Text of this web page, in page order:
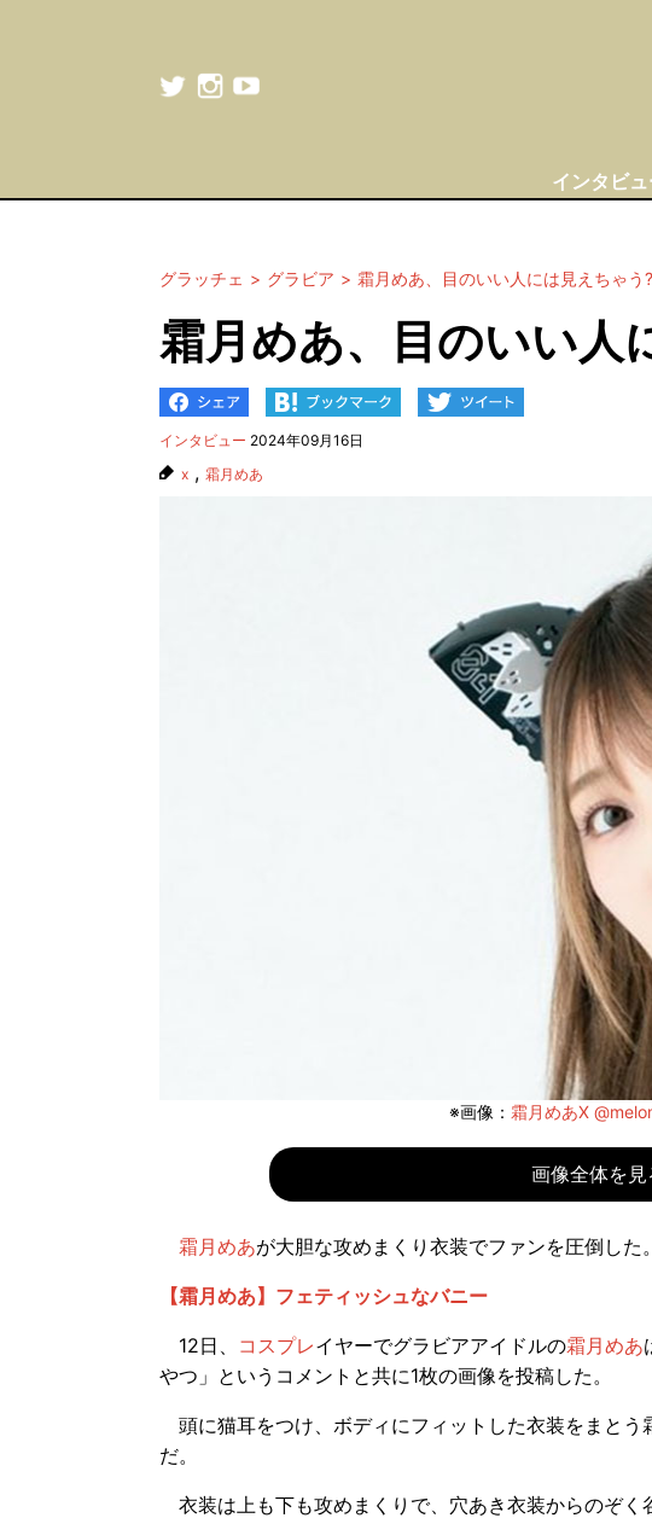
インタビュ
グラッチェ グラビア 霜月めあ、目のいい人には見えちゃう
霜月めあ、目のいい人
インタビュー 2024年09月16日
x , 霜月めあ
※画像： 霜月めあX
画像全体を見
霜月めあが大胆な攻めまくり衣装でファンを圧倒した。
【霜月めあ】フェティッシュなバニー
12日、 コスプレイヤーでグラビアアイドルの霜月めあ
やつ」というコメントと共に1枚の画像を投稿した。
頭に猫耳をつけ、ボディにフィットした衣装をまとう
だ。
衣装は上も下も攻めまくりで、穴あき衣装からのぞ